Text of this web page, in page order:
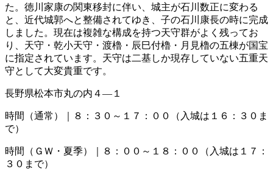
た。徳川家康の関東移封に伴い、城主が石川数正に変わる
と、近代城郭へと整備されてゆき、子の石川康長の時に完成
しました。現在は複雑な構成を持つ天守群がよく残ってお
り、天守・乾小天守・渡櫓・辰巳付櫓・月見櫓の五棟が国宝
に指定されています。天守は二基しか現存していない五重天
守として大変貴重です。
長野県松本市丸の内４―１
時間（通常）｜８：３０～１７：００（入城は１６：３０ま
で）
時間（ＧＷ・夏季）｜８：００～１８：００（入城は１７：
３０まで）